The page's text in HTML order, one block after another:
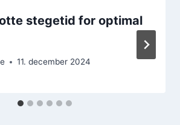
stegetid for optimal
11. december 2024